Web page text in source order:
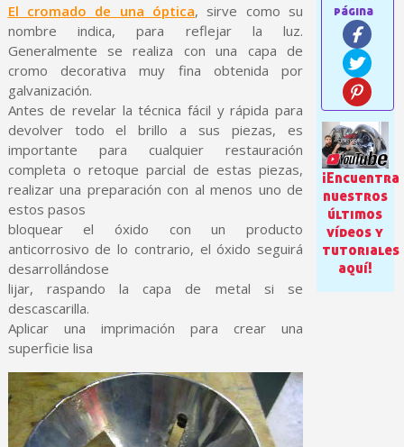
Suscríbete al
Entrega en un
Paga en 4 plazos sin
Gana puntos de
Devuelve los
5 € de descuento
El cromado de una óptica, sirve como su
nombre indica, para reflejar la luz.
Generalmente se realiza con una capa de
cromo decorativa muy fina obtenida por
galvanización.
Antes de revelar la técnica fácil y rápida para
devolver todo el brillo a sus piezas, es
importante para cualquier restauración
completa o retoque parcial de estas piezas,
realizar una preparación con al menos uno de
estos pasos
bloquear el óxido con un producto
anticorrosivo de lo contrario, el óxido seguirá
desarrollándose
lijar, raspando la capa de metal si se
descascarilla.
Aplicar una imprimación para crear una
superficie lisa
¡Encuentra
nuestros
últimos
vídeos y
tutoriales
aquí!